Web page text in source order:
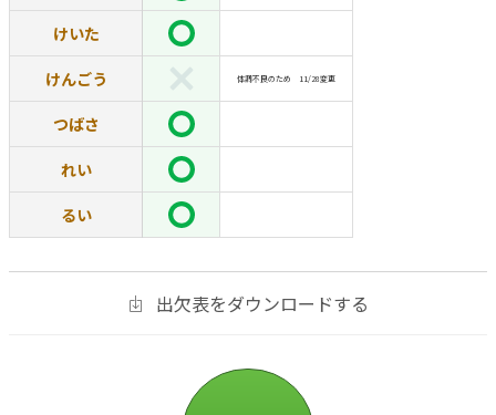
けいた
けんごう 体調不良のため 11/28変更
つばさ
れい
るい
出欠表をダウンロードする